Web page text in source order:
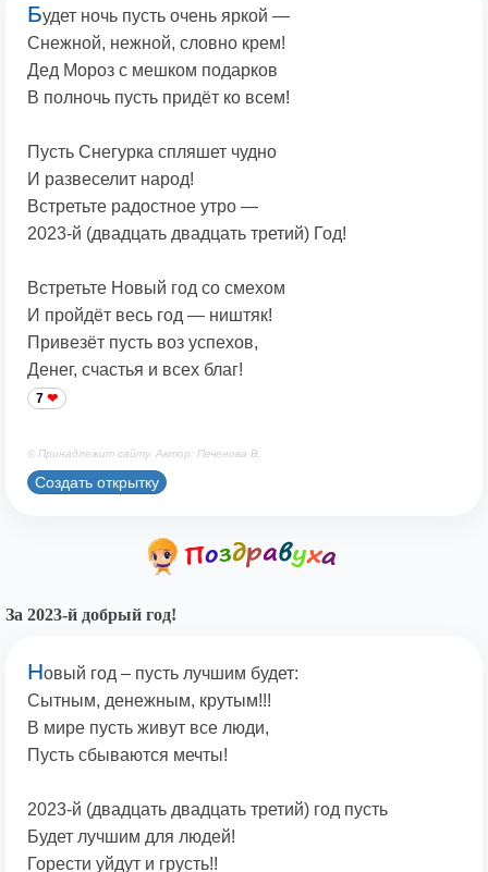
Будет ночь пусть очень яркой —
Снежной, нежной, словно крем!
Дед Мороз с мешком подарков
В полночь пусть придёт ко всем!
Пусть Снегурка спляшет чудно
И развеселит народ!
Встретьте радостное утро —
2023-й (двадцать двадцать третий) Год!
Встретьте Новый год со смехом
И пройдёт весь год — ништяк!
Привезёт пусть воз успехов,
Денег, счастья и всех благ!
7
© Принадлежит сайту. Автор: Печенова В.
Создать открытку
За 2023-й добрый год!
Новый год – пусть лучшим будет:
Сытным, денежным, крутым!!!
В мире пусть живут все люди,
Пусть сбываются мечты!
2023-й (двадцать двадцать третий) год пусть
Будет лучшим для людей!
Горести уйдут и грусть!!